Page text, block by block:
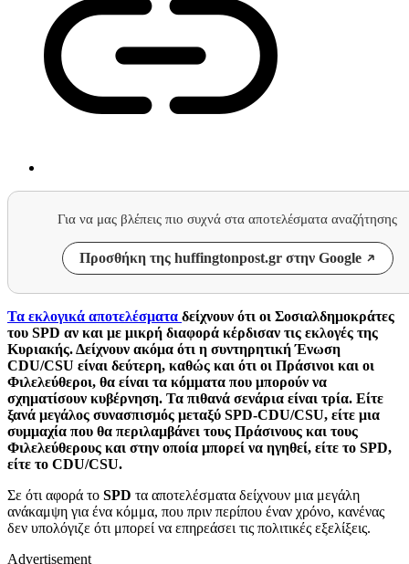
Για να μας βλέπεις πιο συχνά στα αποτελέσματα αναζήτησης
Προσθήκη της huffingtonpost.gr στην Google
Τα εκλογικά αποτελέσματα δείχνουν ότι οι Σοσιαλδημοκράτες
του SPD αν και με μικρή διαφορά κέρδισαν τις εκλογές της
Κυριακής. Δείχνουν ακόμα ότι η συντηρητική Ένωση
CDU/CSU είναι δεύτερη, καθώς και ότι οι Πράσινοι και οι
Φιλελεύθεροι, θα είναι τα κόμματα που μπορούν να
σχηματίσουν κυβέρνηση. Τα πιθανά σενάρια είναι τρία. Είτε
ξανά μεγάλος συνασπισμός μεταξύ SPD-CDU/CSU, είτε μια
συμμαχία που θα περιλαμβάνει τους Πράσινους και τους
Φιλελεύθερους και στην οποία μπορεί να ηγηθεί, είτε το SPD,
είτε το CDU/CSU.
Σε ότι αφορά το SPD τα αποτελέσματα δείχνουν μια μεγάλη
ανάκαμψη για ένα κόμμα, που πριν περίπου έναν χρόνο, κανένας
δεν υπολόγιζε ότι μπορεί να επηρεάσει τις πολιτικές εξελίξεις.
Advertisement